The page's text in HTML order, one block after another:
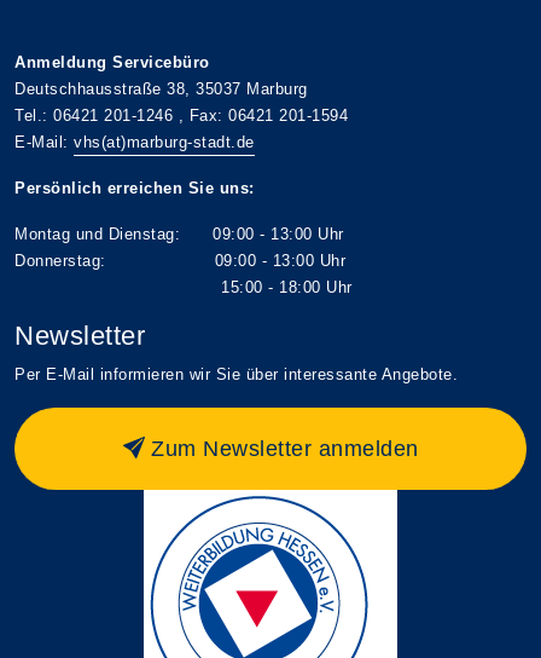
Anmeldung Servicebüro
Deutschhausstraße 38, 35037 Marburg
Tel.: 06421 201-1246 , Fax: 06421 201-1594
E-Mail: vhs(at)marburg-stadt.de
Persönlich erreichen Sie uns:
Montag und Dienstag: 09:00 - 13:00 Uhr
Donnerstag: 09:00 - 13:00 Uhr
15:00 - 18:00 Uhr
Newsletter
Per E-Mail informieren wir Sie über interessante Angebote.
Zum Newsletter anmelden